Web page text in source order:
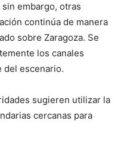
embargo, otras
continúa de manera
sobre Zaragoza. Se
los canales
del escenario.
sugieren utilizar la
cercanas para